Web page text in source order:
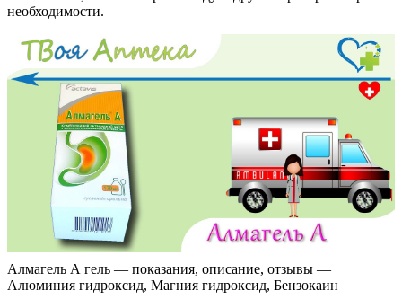
необходимости.
Алмагель А гель — показания, описание, отзывы —
Алюминия гидроксид, Магния гидроксид, Бензокаин